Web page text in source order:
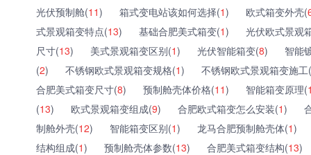
光伏预制舱(11) 箱式变电站该如何选择(1) 欧式箱变外壳(
式景观箱变特点(13) 基础合肥美式箱变(1)
光伏欧式景观
尺寸(13) 美式景观箱变区别(1) 光伏智能箱变(8)
智能
(2) 不锈钢欧式景观箱变规格(1)
不锈钢欧式景观箱变施工(
合肥美式箱变尺寸(8) 预制舱壳体价格(11) 智能箱变原理(
(13) 欧式景观箱变组成(9) 合肥欧式箱变怎么安装(1)
制舱外壳(12) 智能箱变区别(1) 龙马合肥预制舱壳体(1)
结构组成(1) 预制舱壳体参数(13) 合肥美式箱变结构(13)